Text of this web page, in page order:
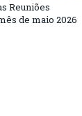
Reuniões
de maio 2026